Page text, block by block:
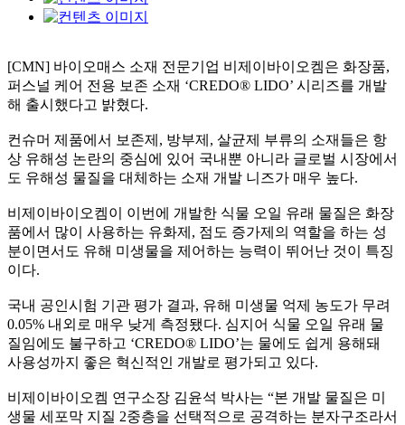
[CMN] 바이오매스 소재 전문기업 비제이바이오켐은 화장품,
퍼스널 케어 전용 보존 소재 ‘CREDO® LIDO’ 시리즈를 개발
해 출시했다고 밝혔다.
컨슈머 제품에서 보존제 , 방부제 , 살균제 부류의 소재들은 항
상 유해성 논란의 중심에 있어 국내뿐 아니라 글로벌 시장에서
도 유해성 물질을 대체하는 소재 개발 니즈가 매우 높다.
비제이바이오켐이 이번에 개발한 식물 오일 유래 물질은 화장
품에서 많이 사용하는 유화제 , 점도 증가제의 역할을 하는 성
분이면서도 유해 미생물을 제어하는 능력이 뛰어난 것이 특징
이다.
국내 공인시험 기관 평가 결과, 유해 미생물 억제 농도가 무려
0.05% 내외로 매우 낮게 측정됐다. 심지어 식물 오일 유래 물
질임에도 불구하고 ‘CREDO® LIDO’는 물에도 쉽게 용해돼
사용성까지 좋은 혁신적인 개발로 평가되고 있다.
비제이바이오켐 연구소장 김윤석 박사는 “본 개발 물질은 미
생물 세포막 지질 2중층을 선택적으로 공격하는 분자구조라서